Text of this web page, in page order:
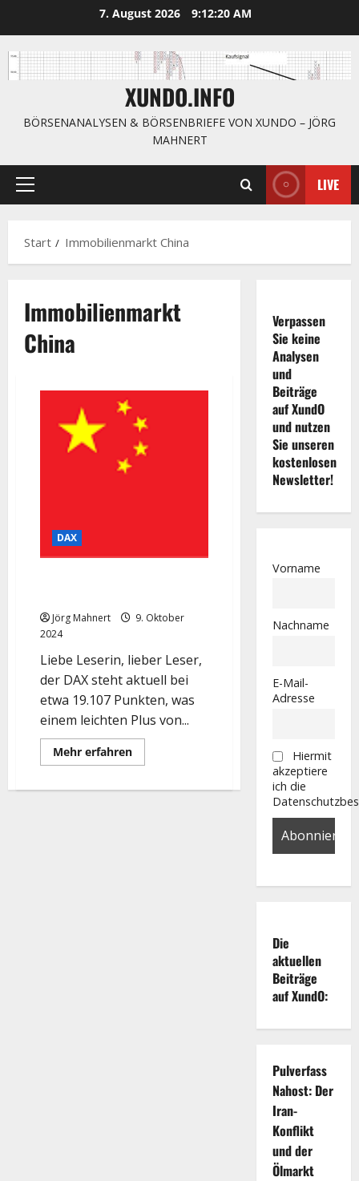
springen
7. August 2026 9:12:21 AM
XUNDO.INFO
BÖRSENANALYSEN & BÖRSENBRIEFE VON XUNDO – JÖRG
MAHNERT
Primäres
LIVE
Start Immobilienmarkt China
Immobilienmarkt
China
DAX
Jörg Mahnert
9. Oktober
2024
Liebe Leserin, lieber Leser,
der DAX steht aktuell bei
etwa 19.107 Punkten, was
einem leichten Plus von...
Mehr erfahrenMehr
Informationen
Verpassen
Sie keine
Analysen
und
Beiträge
auf XundO
und nutzen
Sie unseren
kostenlosen
Newsletter!
Vorname
Nachname
E-Mail-
Adresse
Hiermit
akzeptiere
ich die
Die
aktuellen
Beiträge
auf XundO:
Pulverfass
Nahost: Der
Iran-
Konflikt
und der
Ölmarkt